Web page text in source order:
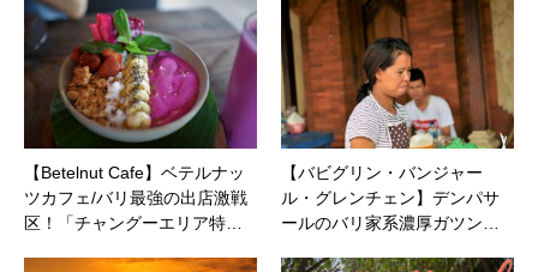
【Betelnut Cafe】ベテルナッ
ツカフェ/バリ最強の出店激戦
区！「チャングーエリア特…
【バビグリン・バンジャー
ル・グレンチェン】デンパサ
ールのバリ家系濃厚ガツン…